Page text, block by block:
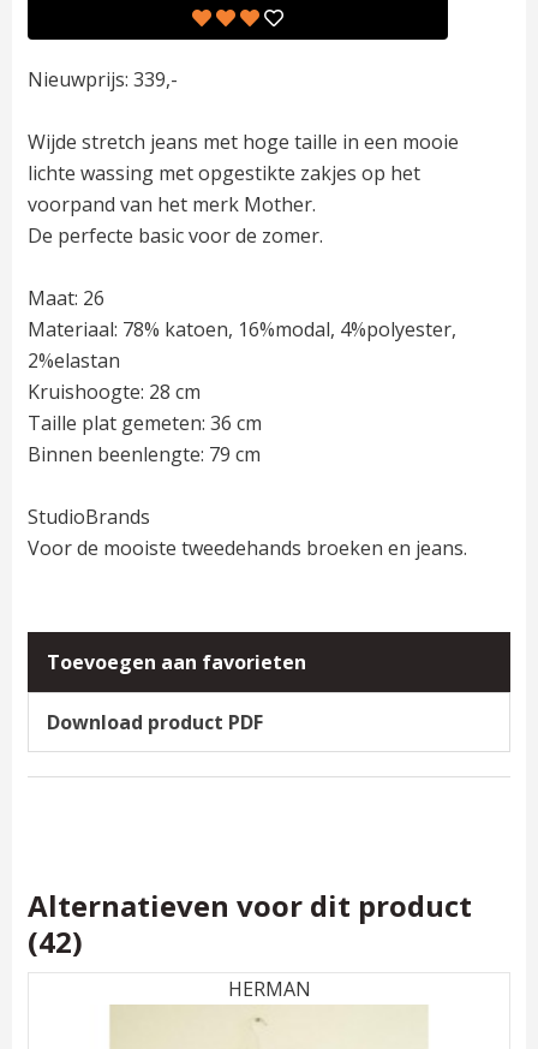
Nieuwprijs: 339,-
Wijde stretch jeans met hoge taille in een mooie
lichte wassing met opgestikte zakjes op het
voorpand van het merk Mother.
De perfecte basic voor de zomer.
Maat: 26
Materiaal: 78% katoen, 16%modal, 4%polyester,
2%elastan
Kruishoogte: 28 cm
Taille plat gemeten: 36 cm
Binnen beenlengte: 79 cm
StudioBrands
Voor de mooiste tweedehands broeken en jeans.
Toevoegen aan favorieten
Download product PDF
Alternatieven voor dit product
(42)
HERMAN